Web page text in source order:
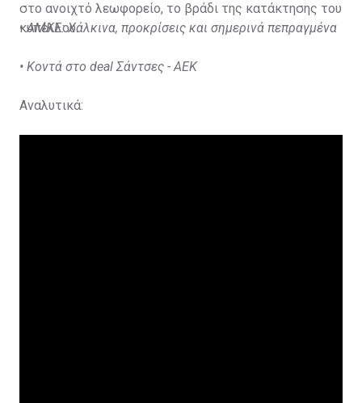
στο ανοιχτό λεωφορείο, το βράδι της κατάκτησης του
κυπέλλου.
•ΑΜΚΕ: Χάλκινα, προκρίσεις και σημερινά πεπραγμένα
• Κοντά στο deal Σάντσες - ΑΕΚ
Αναλυτικά: